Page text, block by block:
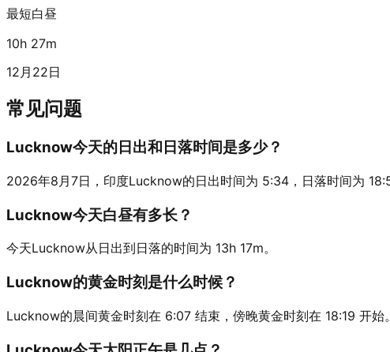
最短白昼
10h 27m
12月22日
常见问题
Lucknow今天的日出和日落时间是多少？
2026年8月7日，印度Lucknow的日出时间为 5:34，日落时间为
Lucknow今天白昼有多长？
今天Lucknow从日出到日落的时间为 13h 17m。
Lucknow的黄金时刻是什么时候？
Lucknow的晨间黄金时刻在 6:07 结束，傍晚黄金时刻在 18:19 开始。